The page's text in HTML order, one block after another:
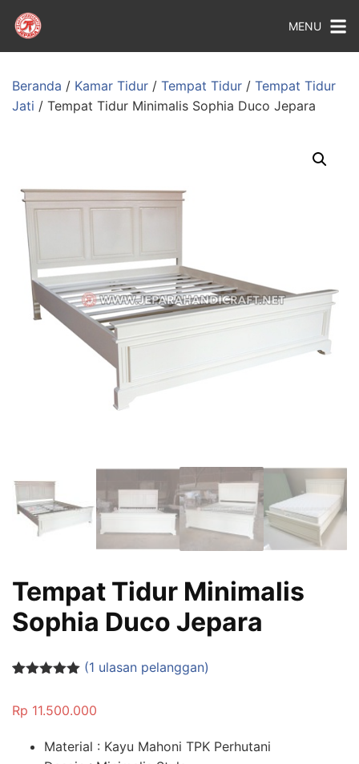
MENU
Beranda / Kamar Tidur / Tempat Tidur / Tempat Tidur
Jati / Tempat Tidur Minimalis Sophia Duco Jepara
Tempat Tidur Minimalis
Sophia Duco Jepara
berdasarka
(1 ulasan pelanggan)
Rp 11.500.000
Material : Kayu Mahoni TPK Perhutani